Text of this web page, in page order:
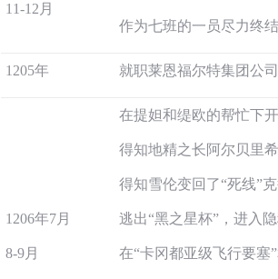
11-12月
作为七班的一员尽力终
1205年 就职莱恩福尔特集团公
1206年7月
8-9月
在提妲和缇欧的帮忙下
得知地精之长阿尔贝里
得知雪伦变回了“死线”
逃出“黑之星杯”，进入
在“卡冈都亚级飞行要塞